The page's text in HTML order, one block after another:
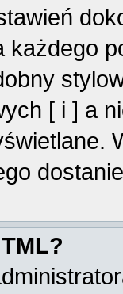
każdego
[ i ] a